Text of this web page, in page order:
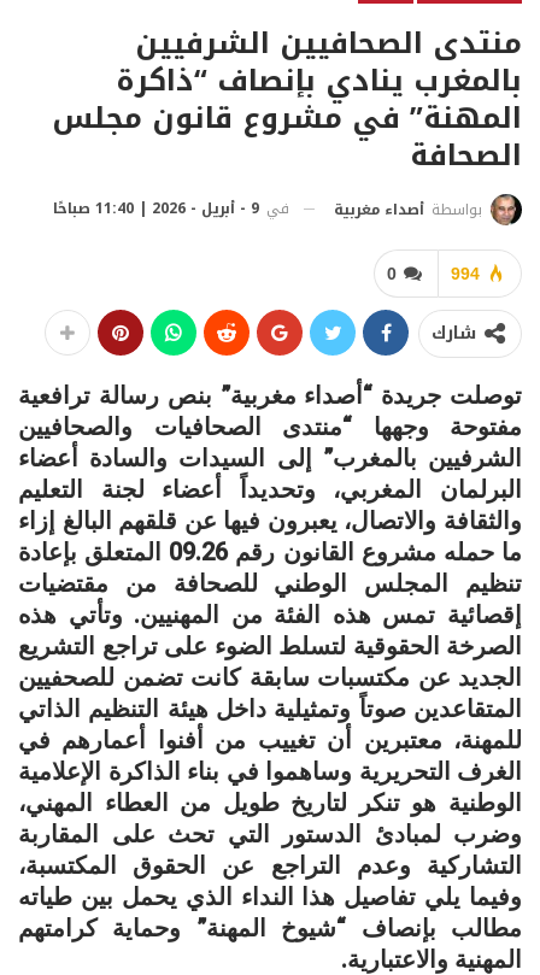
منتدى الصحافيين الشرفيين
بالمغرب ينادي بإنصاف “ذاكرة
المهنة” في مشروع قانون مجلس
الصحافة
بواسطة أصداء مغربية في 9 - أبريل - 2026 | 11:40 صباحًا
0 994
شارك
توصلت جريدة “أصداء مغربية” بنص رسالة ترافعية
مفتوحة وجهها “منتدى الصحافيات والصحافيين
الشرفيين بالمغرب” إلى السيدات والسادة أعضاء
البرلمان المغربي، وتحديداً أعضاء لجنة التعليم
والثقافة والاتصال، يعبرون فيها عن قلقهم البالغ إزاء
ما حمله مشروع القانون رقم 09.26 المتعلق بإعادة
تنظيم المجلس الوطني للصحافة من مقتضيات
إقصائية تمس هذه الفئة من المهنيين. وتأتي هذه
الصرخة الحقوقية لتسلط الضوء على تراجع التشريع
الجديد عن مكتسبات سابقة كانت تضمن للصحفيين
المتقاعدين صوتاً وتمثيلية داخل هيئة التنظيم الذاتي
للمهنة، معتبرين أن تغييب من أفنوا أعمارهم في
الغرف التحريرية وساهموا في بناء الذاكرة الإعلامية
الوطنية هو تنكر لتاريخ طويل من العطاء المهني،
وضرب لمبادئ الدستور التي تحث على المقاربة
التشاركية وعدم التراجع عن الحقوق المكتسبة،
وفيما يلي تفاصيل هذا النداء الذي يحمل بين طياته
مطالب بإنصاف “شيوخ المهنة” وحماية كرامتهم
المهنية والاعتبارية.